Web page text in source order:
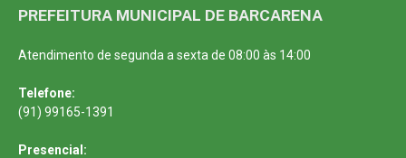
PREFEITURA MUNICIPAL DE BARCARENA
Atendimento de segunda a sexta de 08:00 às 14:00
Telefone:
(91) 99165-1391
Presencial: